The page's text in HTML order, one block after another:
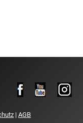
| AGB